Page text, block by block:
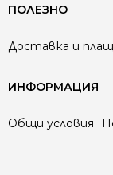
ПОЛЕЗНО
Доставка и
ИНФОРМАЦИЯ
Общи условия